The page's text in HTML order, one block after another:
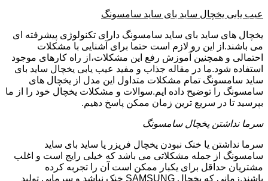
عیب یابی یخچال ساید بای ساید سامسونگ
یخچال های ساید بای ساید سامسونگ دارای تکنولوژی پیشرفته ای
می باشند.از این رو لازم است حتما برای آشنایی با مشکلات
احتمالی و همچنین آموزش رفع این مشکلات،از راه کارهای موجود
استفاده شود.ما در مقاله جذاب و مفید عیب یابی یخچال ساید بای
ساید سامسونگ تمام مشکلات متداول این مدل از یخچال های
سامسونگ را توضیح داده ایم.سوالات و مشکلات یخچال خود را از ما
بپرسید تا در سریع ترین زمان ممکن پاسخ دهیم.
سرما نداشتن یخچال سامسونگ
سرما نداشتن یا خنک نبودن یخچال فریزر یا ساید بای ساید
سامسونگ از جمله مشکلاتی می باشد که خیلی رایج است و اغلب
مشتریان حداقل برای یکبار ممکن است آن را تجربه کرده
باشند.زمانی که یخچال SAMSUNG خنک نباشد و سرمایی تولید